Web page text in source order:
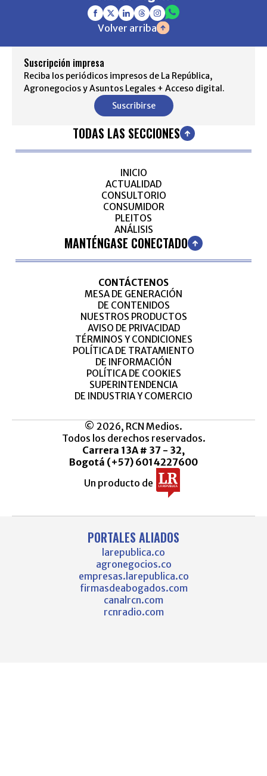
Volver arriba
Suscripción impresa
Reciba los periódicos impresos de La República,
Agronegocios y Asuntos Legales + Acceso digital.
Suscribirse
TODAS LAS SECCIONES
INICIO
ACTUALIDAD
CONSULTORIO
CONSUMIDOR
PLEITOS
ANÁLISIS
MANTÉNGASE CONECTADO
CONTÁCTENOS
MESA DE GENERACIÓN
DE CONTENIDOS
NUESTROS PRODUCTOS
AVISO DE PRIVACIDAD
TÉRMINOS Y CONDICIONES
POLÍTICA DE TRATAMIENTO
DE INFORMACIÓN
POLÍTICA DE COOKIES
SUPERINTENDENCIA
DE INDUSTRIA Y COMERCIO
© 2026, RCN Medios.
Todos los derechos reservados.
Carrera 13A # 37 - 32,
Bogotá (+57) 6014227600
Un producto de
PORTALES ALIADOS
larepublica.co
agronegocios.co
empresas.larepublica.co
firmasdeabogados.com
canalrcn.com
rcnradio.com